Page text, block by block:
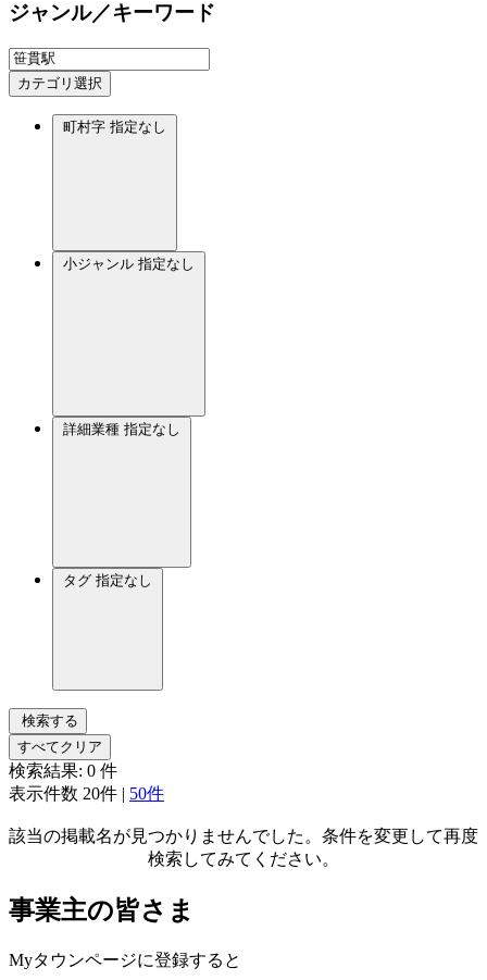
ジャンル／キーワード
カテゴリ選択
町村字 指定なし
小ジャンル 指定なし
詳細業種 指定なし
タグ 指定なし
検索する
すべてクリア
検索結果: 0 件
表示件数 20件 | 50件
該当の掲載名が見つかりませんでした。条件を変更して再度
検索してみてください。
事業主の皆さま
Myタウンページに登録すると